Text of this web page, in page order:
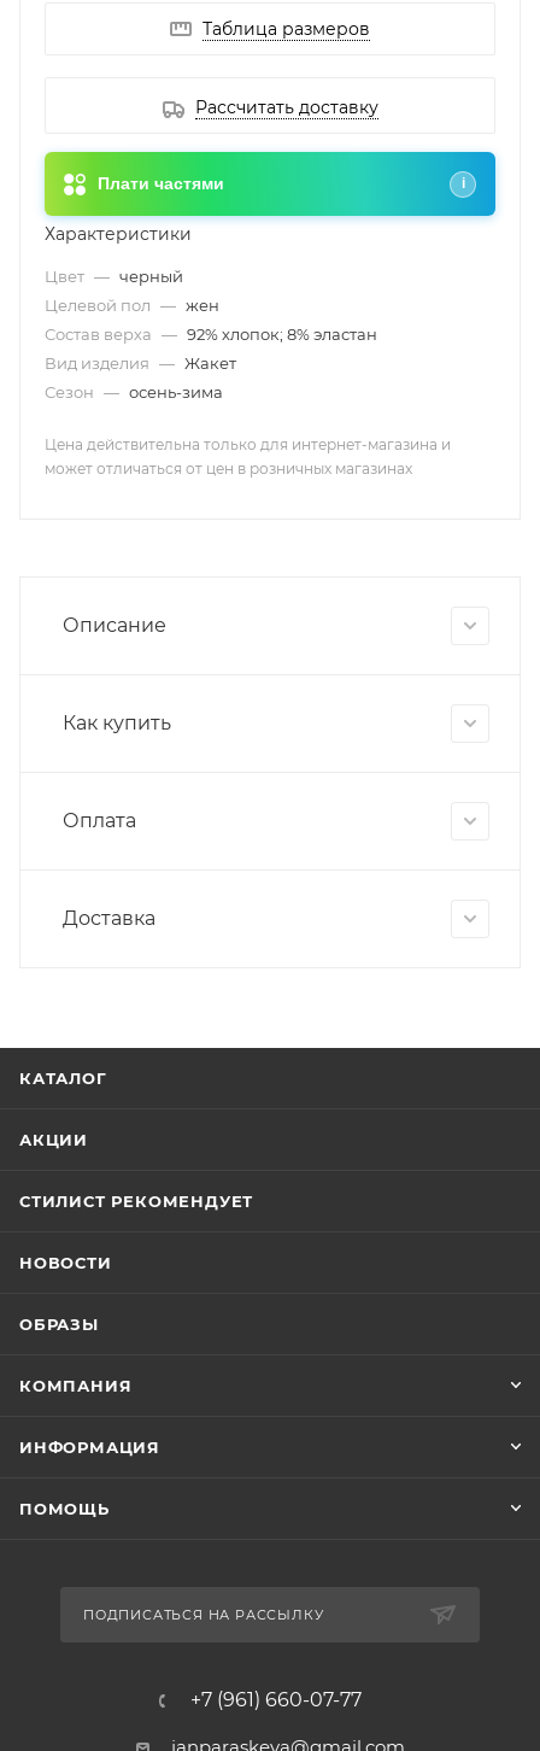
Таблица размеров
Рассчитать доставку
Плати частями i
Характеристики
Цвет — черный
Целевой пол — жен
Состав верха — 92% хлопок; 8% эластан
Вид изделия — Жакет
Сезон — осень-зима
Цена действительна только для интернет-магазина и
может отличаться от цен в розничных магазинах
Описание
Как купить
Оплата
Доставка
КАТАЛОГ
АКЦИИ
СТИЛИСТ РЕКОМЕНДУЕТ
НОВОСТИ
ОБРАЗЫ
КОМПАНИЯ
ИНФОРМАЦИЯ
ПОМОЩЬ
ПОДПИСАТЬСЯ НА РАССЫЛКУ
+7 (961) 660-07-77